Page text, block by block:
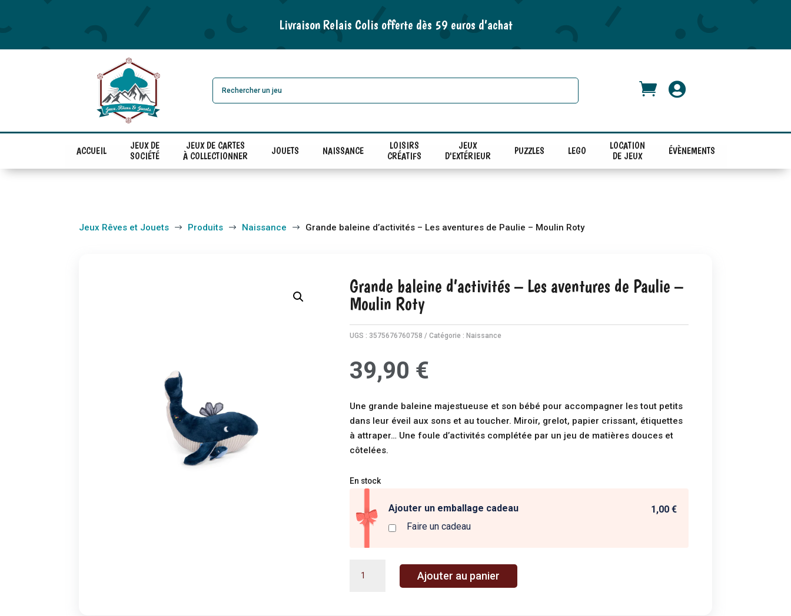
Livraison Relais Colis offerte dès 59 euros d’achat
 
ACCUEIL
JEUX DE
SOCIÉTÉ
JEUX DE CARTES
À COLLECTIONNER
JOUETS NAISSANCE
LOISIRS
CRÉATIFS
JEUX
D'EXTÉRIEUR
PUZZLES LEGO
LOCATION
DE JEUX
ÉVÈNEMENTS
Jeux Rêves et Jouets $ Produits $ Naissance $ Grande baleine d’activités – Les aventures de Paulie – Moulin Roty
Grande baleine d’activités – Les aventures de Paulie –
Moulin Roty
UGS : 3575676760758 Catégorie : Naissance
39,90 €
Une grande baleine majestueuse et son bébé pour accompagner les tout petits
dans leur éveil aux sons et au toucher. Miroir, grelot, papier crissant, étiquettes
à attraper… Une foule d’activités complétée par un jeu de matières douces et
côtelées.
En stock
Ajouter un emballage cadeau
Faire un cadeau
1,00 €
Ajouter au panier
A